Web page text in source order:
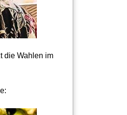
die Wahlen im